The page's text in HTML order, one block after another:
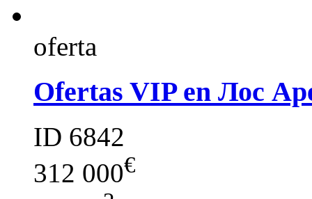
oferta
Ofertas VIP en Лос
ID 6842
312 000€